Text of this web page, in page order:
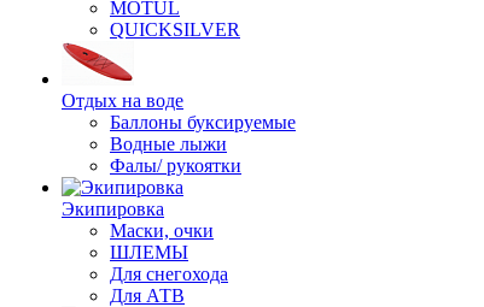
MOTUL
QUICKSILVER
Отдых на воде
Баллоны буксируемые
Водные лыжи
Фалы/ рукоятки
Экипировка
Маски, очки
ШЛЕМЫ
Для снегохода
Для АТВ